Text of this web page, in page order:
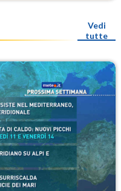
Vedi
tutte